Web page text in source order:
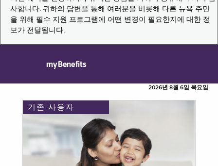
사합니다. 귀하의 답변을 통해 여러분을 비롯해 다른 뉴욕 주민
을 위해 필수 지원 프로그램에 어떤 변경이 필요한지에 대한 정
보가 전달됩니다.
myBenefits
2026년 8월 6일 목요일
기존 사용자